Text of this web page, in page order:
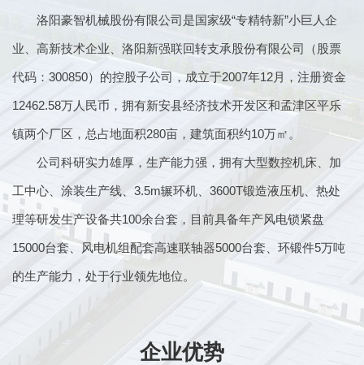
洛阳豪智机械股份有限公司是国家级“专精特新”小巨人企
业、高新技术企业、洛阳新强联回转支承股份有限公司（股票
代码：300850）的控股子公司，成立于2007年12月，注册资金
12462.58万人民币，拥有新安县经济技术开发区和孟津区平乐
镇两个厂区，总占地面积280亩，建筑面积约10万㎡。
公司科研实力雄厚，生产能力强，拥有大型数控机床、加
工中心、涂装生产线、3.5m辗环机、3600T锻造液压机、热处
理等研发生产设备共100余台套，目前具备年产风电锁紧盘
15000台套、风电机组配套高速联轴器5000台套、环锻件5万吨
的生产能力，处于行业领先地位。
企业优势